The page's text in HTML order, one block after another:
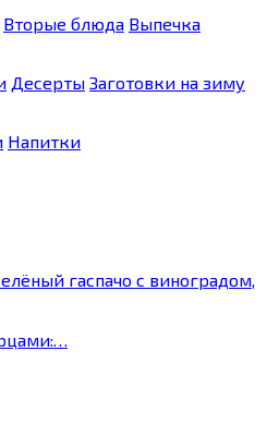
Вторые блюда Выпечка
Десерты Заготовки на зиму
Напитки
гаспачо с виноградом,